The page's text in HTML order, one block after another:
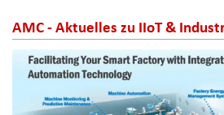
AMC - Aktuelles zu IIoT &